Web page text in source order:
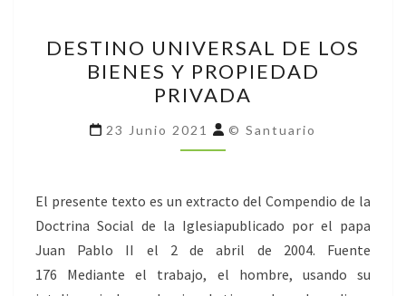
UNIVERSAL
DE
LOS
BIENES
Y
PRIVADA
DESTINO UNIVERSAL DE LOS
BIENES Y PROPIEDAD
PRIVADA
23 Junio 2021 © Santuario
El presente texto es un extracto del Compendio de la
Doctrina Social de la Iglesiapublicado por el papa
Juan Pablo II el 2 de abril de 2004. Fuente
176 Mediante el trabajo, el hombre, usando su